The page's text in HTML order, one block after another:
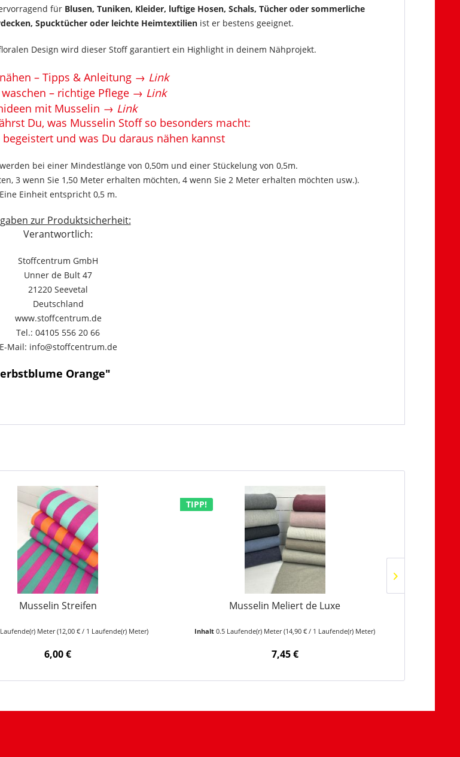
für Blusen, Tuniken, Kleider, luftige Hosen, Schals, Tücher oder sommerliche
Spucktücher oder leichte Heimtextilienist er bestens geeignet.
Design wird dieser Stoff garantiert ein Highlight in deinem Nähprojekt.
– Tipps & Anleitung → Link
– richtige Pflege → Link
mit Musselin → Link
Du, was Musselin Stoff so besonders macht:
und was Du daraus nähen kannst
bei einer Mindestlänge von 0,50m und einer Stückelung von 0,5m.
3 wenn Sie 1,50 Meter erhalten möchten, 4 wenn Sie 2 Meter erhalten möchten usw.).
Eine Einheit entspricht 0,5 m.
zur Produktsicherheit:
Verantwortlich:
Stoffcentrum GmbH
Unner de Bult 47
21220 Seevetal
Deutschland
www.stoffcentrum.de
Tel.: 04105 556 20 66
E-Mail: info@stoffcentrum.de
Orange"
Musselin Streifen
Meter(12,00 € / 1 Laufende(r) Meter)
6,00 €
TIPP!
Musselin Meliert de Luxe
Inhalt0.5 Laufende(r) Meter(14,90 € / 1 Laufende(r) Meter)
7,45 €